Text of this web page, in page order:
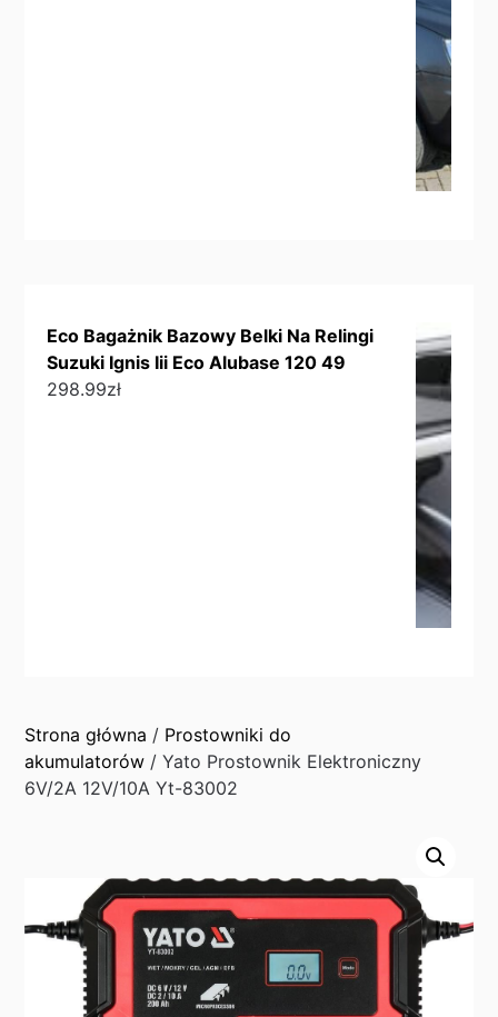
Eco Bagażnik Bazowy Belki Na Relingi
Suzuki Ignis Iii Eco Alubase 120 49
298.99zł
Strona główna / Prostowniki do
akumulatorów / Yato Prostownik Elektroniczny
6V/2A 12V/10A Yt-83002